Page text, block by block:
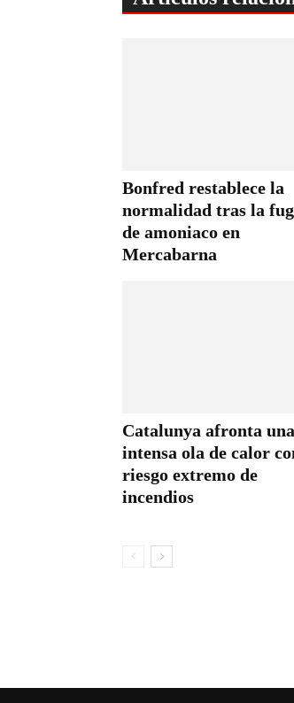
Bonfred restablece la
normalidad tras la
de amoniaco en
Mercabarna
Catalunya afronta una
intensa ola de calor
riesgo extremo de
incendios